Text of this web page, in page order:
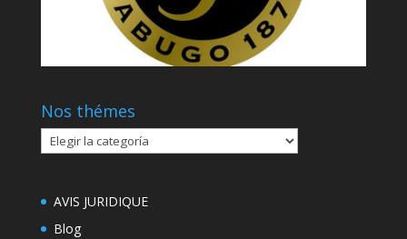
Nos thémes
Nos
thémes
AVIS JURIDIQUE
Blog